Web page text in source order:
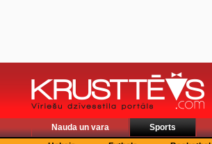
Nauda un vara Sports